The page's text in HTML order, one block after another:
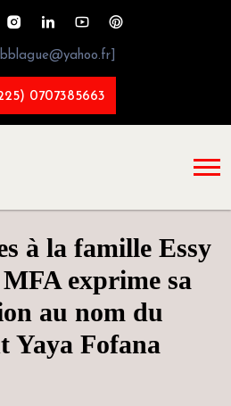
0707385663
à la famille Essy
exprime sa
au nom du
Yaya Fofana